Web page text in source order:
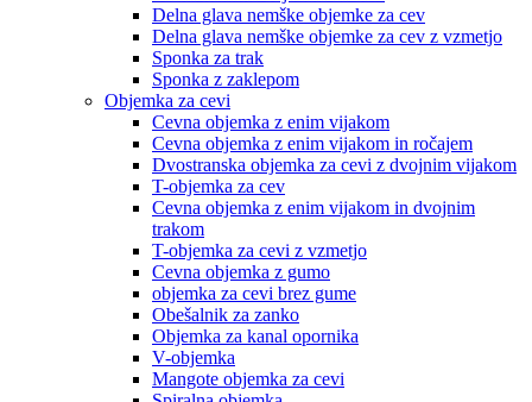
Delna glava nemške objemke za cev
Delna glava nemške objemke za cev z vzmetjo
Sponka za trak
Sponka z zaklepom
Objemka za cevi
Cevna objemka z enim vijakom
Cevna objemka z enim vijakom in ročajem
Dvostranska objemka za cevi z dvojnim vijakom
T-objemka za cev
Cevna objemka z enim vijakom in dvojnim
trakom
T-objemka za cevi z vzmetjo
Cevna objemka z gumo
objemka za cevi brez gume
Obešalnik za zanko
Objemka za kanal opornika
V-objemka
Mangote objemka za cevi